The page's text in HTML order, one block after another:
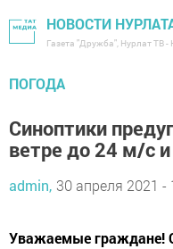
НОВОСТИ
Газета "Дружба", Нурлат ТВ -
ПОГОДА
Синоптики
ветре до 24 м/с
admin, 30 апреля 2021 -
​​​​​​​Уважаемые граждане!